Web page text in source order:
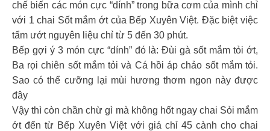
chế biến các món cực “dính” trong bữa cơm của mình chỉ
với 1 chai Sốt mắm ớt của Bếp Xuyên Việt. Đặc biệt việc
tẩm ướt nguyên liệu chỉ từ 5 đến 30 phút.
Bếp gợi ý 3 món cực “dính” đó là: Đùi gà sốt mắm tỏi ớt,
Ba rọi chiên sốt mắm tỏi và Cá hồi áp chảo sốt mắm tỏi.
Sao có thể cưỡng lại mùi hương thơm ngon này được
đây
Vậy thì còn chần chừ gì mà không hốt ngay chai Sỏi mắm
ớt đến từ Bếp Xuyên Việt với giá chỉ 45 cành cho chai